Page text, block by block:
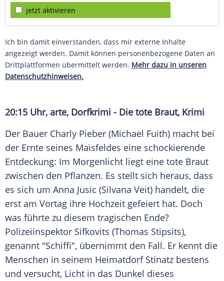
jetzt aktivieren
Ich bin damit einverstanden, dass mir externe Inhalte
angezeigt werden. Damit können personenbezogene Daten an
Drittplattformen übermittelt werden. Mehr dazu in unseren
Datenschutzhinweisen.
20:15 Uhr, arte, Dorfkrimi - Die tote Braut, Krimi
Der Bauer Charly Pieber (Michael Fuith) macht bei
der Ernte seines Maisfeldes eine schockierende
Entdeckung: Im Morgenlicht liegt eine tote Braut
zwischen den Pflanzen. Es stellt sich heraus, dass
es sich um Anna Jusic (Silvana Veit) handelt, die
erst am Vortag ihre Hochzeit gefeiert hat. Doch
was führte zu diesem tragischen Ende?
Polizeiinspektor Sifkovits (Thomas Stipsits),
genannt "Schiffi", übernimmt den Fall. Er kennt die
Menschen in seinem Heimatdorf Stinatz bestens
und versucht, Licht in das Dunkel dieses